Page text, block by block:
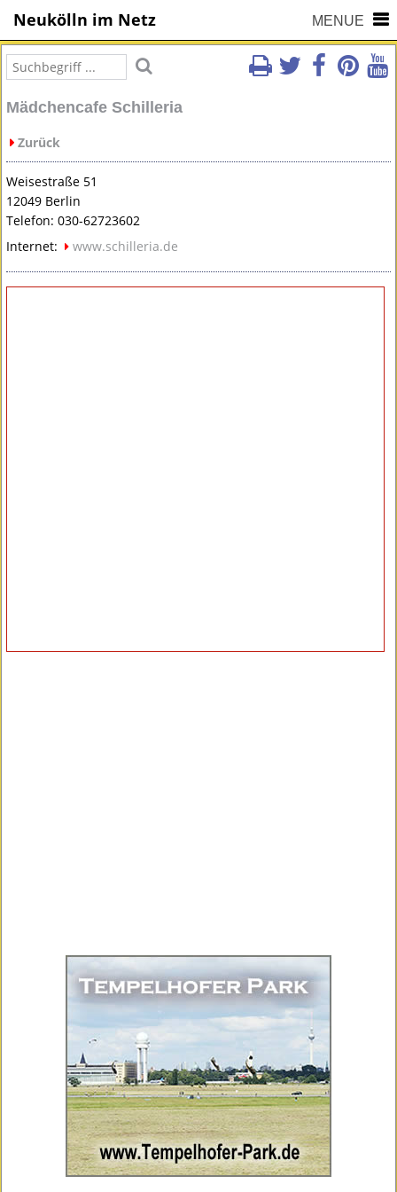
Neukölln im Netz MENUE
Mädchencafe Schilleria
Zurück
Weisestraße 51
12049 Berlin
Telefon: 030-62723602
Internet:
www.schilleria.de